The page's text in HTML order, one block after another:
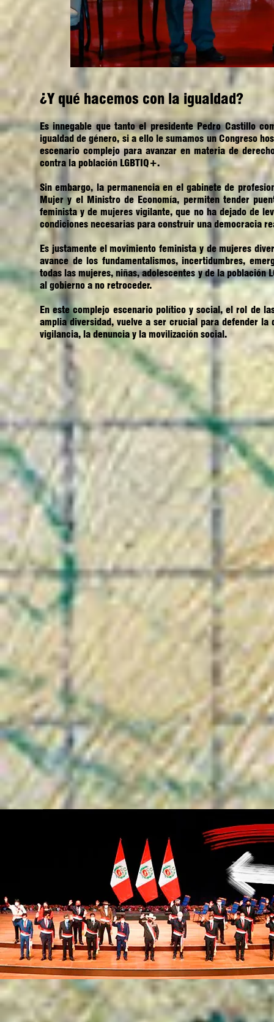
¿Y qué hacemos con la igualdad?
Es innegable que tanto el presidente Pedro Castillo
igualdad de género, si a ello le sumamos un Congreso
escenario complejo para avanzar en materia de
contra la población LGBTIQ+.
Sin embargo, la permanencia en el gabinete de
Mujer y el Ministro de Economía, permiten tender
feminista y de mujeres vigilante, que no ha dejado de
condiciones necesarias para construir una democracia
Es justamente el movimiento feminista y de mujeres
avance de los fundamentalismos, incertidumbres,
todas las mujeres, niñas, adolescentes y de la población
al gobierno a no retroceder.
En este complejo escenario político y social, el rol de
amplia diversidad, vuelve a ser crucial para defender
vigilancia, la denuncia y la movilización social.